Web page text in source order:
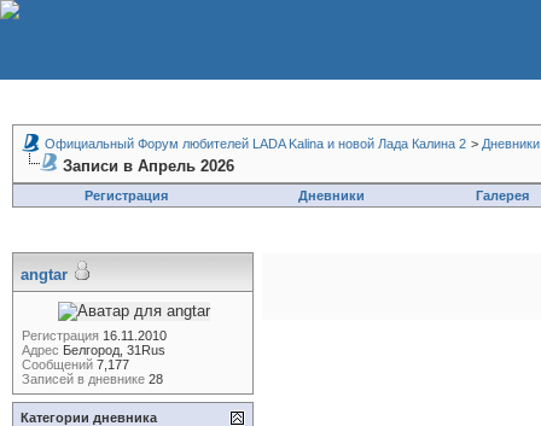
Официальный Форум любителей LADA Kalina и новой Лада Калина 2 > Дневники
Записи в Апрель 2026
Регистрация Дневники Галерея
angtar
Регистрация 16.11.2010
Адрес Белгород, 31Rus
Сообщений 7,177
Записей в дневнике 28
Категории дневника